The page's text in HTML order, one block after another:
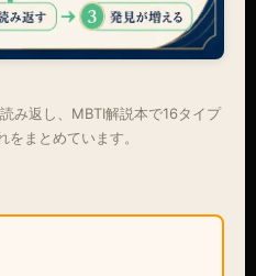
み返し、MBTI解説本で16タイプ
まとめています。